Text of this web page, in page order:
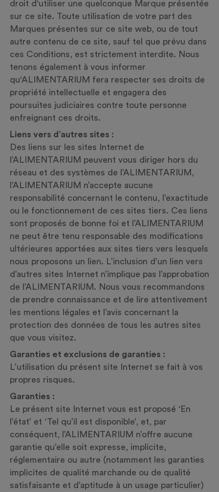
droit d'utiliser une quelconque Marque présentée
sur ce site. Toute utilisation de votre part des
Marques présentes sur ce site web, ou de tout
autre contenu de ce site, sauf tel que prévu dans
ces Conditions, est strictement interdite. Nous
tenons également à vous informer
qu'ALIMENTARIUM fera respecter ses droits de
propriété intellectuelle et engagera des
poursuites judiciaires contre toute personne
enfreignant ces droits.
Liens vers d’autres sites :
Des liens sur les sites Internet de
l’ALIMENTARIUM peuvent vous diriger hors du
réseau et des systèmes de l’ALIMENTARIUM,
l’ALIMENTARIUM n’accepte aucune
responsabilité concernant le contenu, l’exactitude
ou le fonctionnement de ces sites tiers. Ces liens
sont proposés de bonne foi et l’ALIMENTARIUM
ne peut être tenu responsable des modifications
ultérieures apportées aux sites tiers vers lesquels
nous proposons un lien. L’inclusion d’un lien vers
d’autres sites Internet n’implique pas l’approbation
de l’ALIMENTARIUM. Nous vous recommandons
de prendre connaissance et de lire attentivement
les mentions légales et l’avis concernant la
protection des données de tous les autres sites
que vous visitez.
Garanties et exclusions de garanties :
L’utilisation du présent site Internet se fait à vos
propres risques.
Garanties :
Le présent site Internet vous est proposé ‘En
l’état’ et ‘Tel qu’il est disponible’, et, par
conséquent, l’ALIMENTARIUM n’offre aucune
garantie qu’elle soit expresse, implicite,
réglementaire ou autre (notamment les garanties
implicites de qualité marchande ou de qualité
satisfaisante et d’aptitude à un usage particulier)